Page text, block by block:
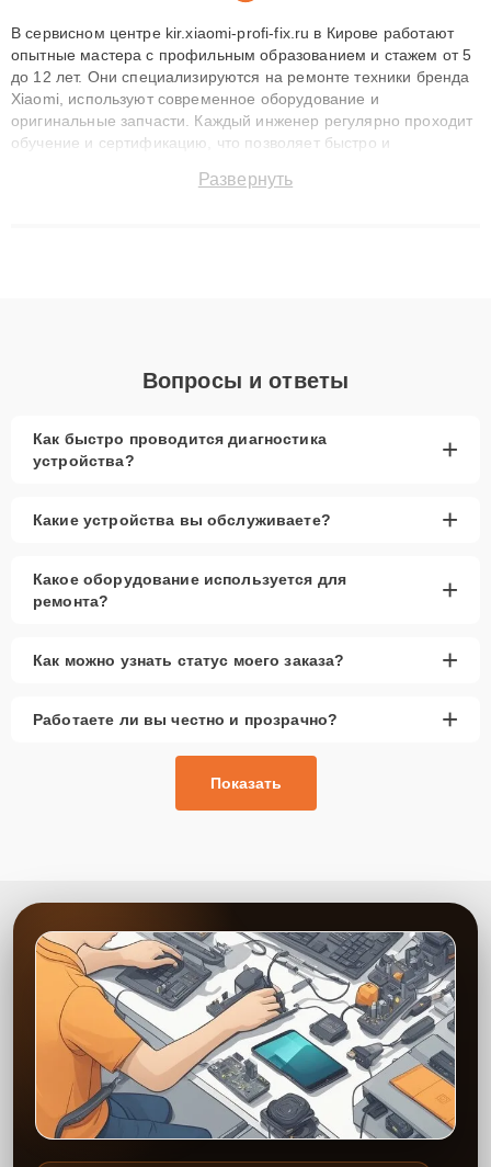
В сервисном центре kir.xiaomi-profi-fix.ru в Кирове работают
опытные мастера с профильным образованием и стажем от 5
до 12 лет. Они специализируются на ремонте техники бренда
Xiaomi, используют современное оборудование и
оригинальные запчасти. Каждый инженер регулярно проходит
обучение и сертификацию, что позволяет быстро и
сохранением гарантии до 3 лет. Наши мастера решают
Развернуть
Вопросы и ответы
Как быстро проводится диагностика
устройства?
+
Какие устройства вы обслуживаете? +
Какое оборудование используется для
ремонта?
+
Как можно узнать статус моего заказа? +
Работаете ли вы честно и прозрачно? +
Показать